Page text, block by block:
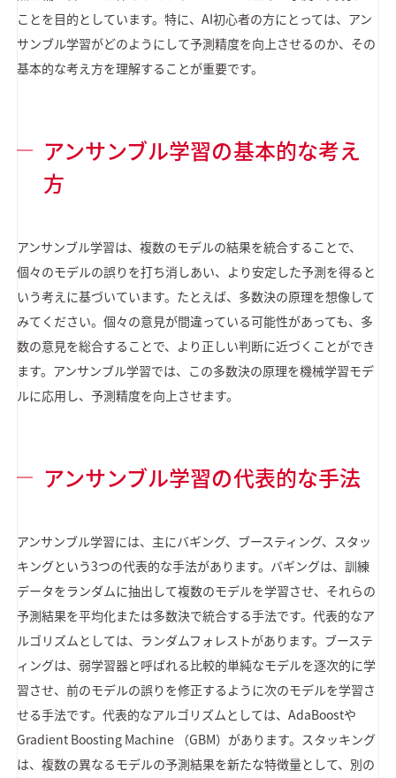
ことを目的としています。特に、AI初心者の方にとっては、アン
サンブル学習がどのようにして予測精度を向上させるのか、その
基本的な考え方を理解することが重要です。
アンサンブル学習の基本的な考え
方
アンサンブル学習は、複数のモデルの結果を統合することで、
個々のモデルの誤りを打ち消しあい、より安定した予測を得ると
いう考えに基づいています。たとえば、多数決の原理を想像して
みてください。個々の意見が間違っている可能性があっても、多
数の意見を総合することで、より正しい判断に近づくことができ
ます。アンサンブル学習では、この多数決の原理を機械学習モデ
ルに応用し、予測精度を向上させます。
アンサンブル学習の代表的な手法
アンサンブル学習には、主にバギング、ブースティング、スタッ
キングという3つの代表的な手法があります。バギングは、訓練
データをランダムに抽出して複数のモデルを学習させ、それらの
予測結果を平均化または多数決で統合する手法です。代表的なア
ルゴリズムとしては、ランダムフォレストがあります。ブーステ
ィングは、弱学習器と呼ばれる比較的単純なモデルを逐次的に学
習させ、前のモデルの誤りを修正するように次のモデルを学習さ
せる手法です。代表的なアルゴリズムとしては、AdaBoostや
Gradient Boosting Machine （GBM）があります。スタッキング
は、複数の異なるモデルの予測結果を新たな特徴量として、別の